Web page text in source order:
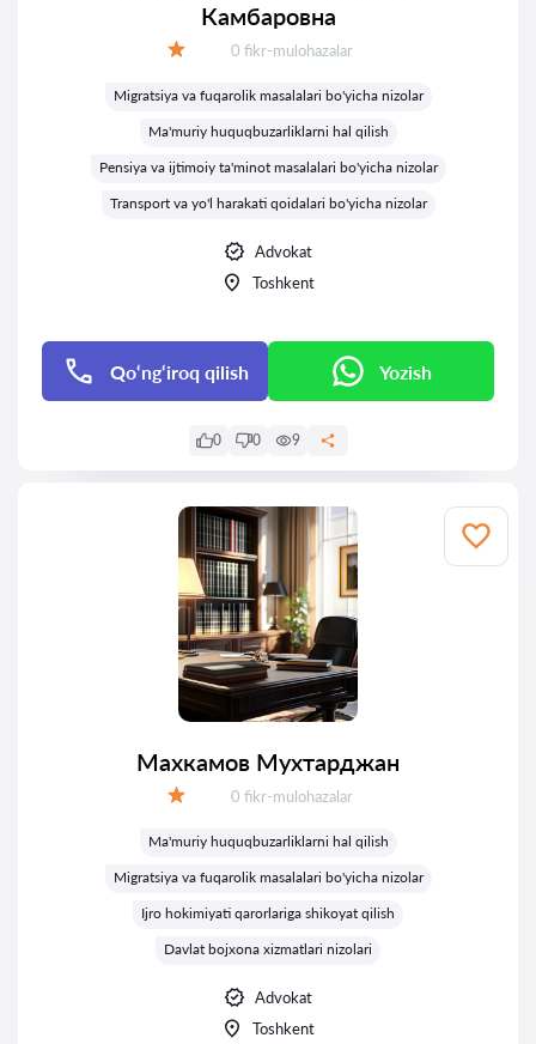
Камбаровна
Fikrlar:
0 fikr-mulohazalar
Migratsiya va fuqarolik masalalari bo'yicha nizolar
Ma'muriy huquqbuzarliklarni hal qilish
Pensiya va ijtimoiy ta'minot masalalari bo'yicha nizolar
Transport va yo'l harakati qoidalari bo'yicha nizolar
Advokat
Toshkent
Qo‘ng‘iroq qilish Yozish
0 0 9
Махкамов Мухтарджан
Fikrlar:
0 fikr-mulohazalar
Ma'muriy huquqbuzarliklarni hal qilish
Migratsiya va fuqarolik masalalari bo'yicha nizolar
Ijro hokimiyati qarorlariga shikoyat qilish
Davlat bojxona xizmatlari nizolari
Advokat
Toshkent